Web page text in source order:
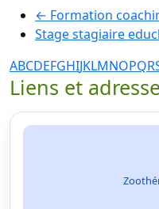
← Formation
Stage stagiaire
ABCDEFGHIJKLMNOPQR
Liens et